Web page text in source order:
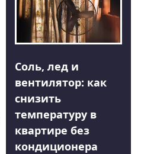
Соль, лед и
вентилятор: как
снизить
температуру в
квартире без
кондиционера